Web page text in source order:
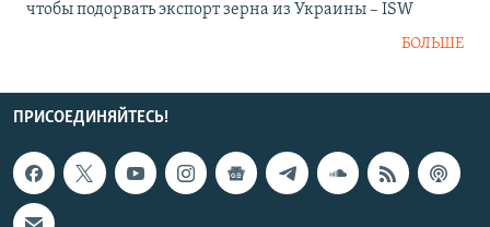
чтобы подорвать экспорт зерна из Украины – ISW
БОЛЬШЕ
ПРИСОЕДИНЯЙТЕСЬ!